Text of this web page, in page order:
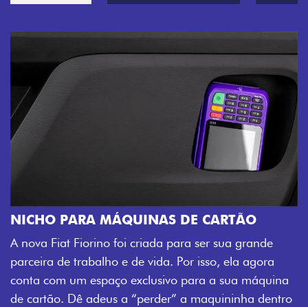
CARTÃO
ser sua grande
isso, ela agora
a sua máquina
maquininha dentro
CHAVE COM TELECOMANDO
Agora, a chave da sua nova Fiorino
veículo também à distância, e não
fechadura. São detalhes como esse
mais fluidez para o seu dia de